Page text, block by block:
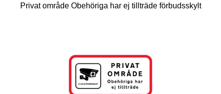
Privat område Obehöriga har ej tillträde förbudsskylt